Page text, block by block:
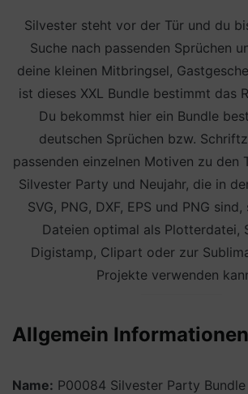
Silvester steht vor der Tür und du
Suche nach passenden Sprüchen
deine kleinen Mitbringsel,
ist dieses XXL Bundle bestimmt das
Du bekommst hier ein Bundle
deutschen Sprüchen bzw.
passenden einzelnen Motiven zu den
Silvester Party und Neujahr, die in
SVG, PNG, DXF, EPS und PNG
Dateien optimal als Plotterdatei,
Digistamp, Clipart oder zur
Projekte verwenden
Allgemein Informationen
Name: P00084 Silvester Party Bundle